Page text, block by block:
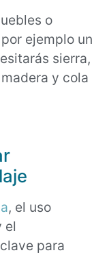
o
ejemplo un
sierra,
y cola
, el uso
el
para